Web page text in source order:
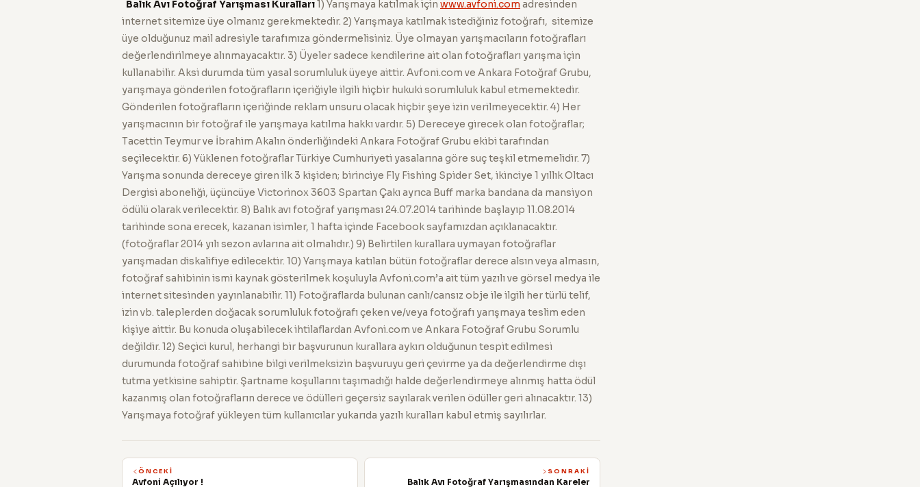
Balık Avı Fotoğraf Yarışması Kuralları1) Yarışmaya katılmak için www.avfoni.com adresinden
internet sitemize üye olmanız gerekmektedir. 2) Yarışmaya katılmak istediğiniz fotoğrafı, sitemize
üye olduğunuz mail adresiyle tarafımıza göndermelisiniz. Üye olmayan yarışmacıların fotoğrafları
değerlendirilmeye alınmayacaktır. 3) Üyeler sadece kendilerine ait olan fotoğrafları yarışma için
kullanabilir. Aksi durumda tüm yasal sorumluluk üyeye aittir. Avfoni.com ve Ankara Fotoğraf Grubu,
yarışmaya gönderilen fotoğrafların içeriğiyle ilgili hiçbir hukuki sorumluluk kabul etmemektedir.
Gönderilen fotoğrafların içeriğinde reklam unsuru olacak hiçbir şeye izin verilmeyecektir. 4) Her
yarışmacının bir fotoğraf ile yarışmaya katılma hakkı vardır. 5) Dereceye girecek olan fotoğraflar;
Tacettin Teymur ve İbrahim Akalın önderliğindeki Ankara Fotoğraf Grubu ekibi tarafından
seçilecektir. 6) Yüklenen fotoğraflar Türkiye Cumhuriyeti yasalarına göre suç teşkil etmemelidir. 7)
Yarışma sonunda dereceye giren ilk 3 kişiden; birinciye Fly Fishing Spider Set, ikinciye 1 yıllık Oltacı
Dergisi aboneliği, üçüncüye Victorinox 3603 Spartan Çakı ayrıca Buff marka bandana da mansiyon
ödülü olarak verilecektir. 8) Balık avı fotoğraf yarışması 24.07.2014 tarihinde başlayıp 11.08.2014
tarihinde sona erecek, kazanan isimler, 1 hafta içinde Facebook sayfamızdan açıklanacaktır.
(fotoğraflar 2014 yılı sezon avlarına ait olmalıdır.) 9) Belirtilen kurallara uymayan fotoğraflar
yarışmadan diskalifiye edilecektir. 10) Yarışmaya katılan bütün fotoğraflar derece alsın veya almasın,
fotoğraf sahibinin ismi kaynak gösterilmek koşuluyla Avfoni.com’a ait tüm yazılı ve görsel medya ile
internet sitesinden yayınlanabilir. 11) Fotoğraflarda bulunan canlı/cansız obje ile ilgili her türlü telif,
izin vb. taleplerden doğacak sorumluluk fotoğrafı çeken ve/veya fotoğrafı yarışmaya teslim eden
kişiye aittir. Bu konuda oluşabilecek ihtilaflardan Avfoni.com ve Ankara Fotoğraf Grubu Sorumlu
değildir. 12) Seçici kurul, herhangi bir başvurunun kurallara aykırı olduğunun tespit edilmesi
durumunda fotoğraf sahibine bilgi verilmeksizin başvuruyu geri çevirme ya da değerlendirme dışı
tutma yetkisine sahiptir. Şartname koşullarını taşımadığı halde değerlendirmeye alınmış hatta ödül
kazanmış olan fotoğrafların derece ve ödülleri geçersiz sayılarak verilen ödüller geri alınacaktır. 13)
Yarışmaya fotoğraf yükleyen tüm kullanıcılar yukarıda yazılı kuralları kabul etmiş sayılırlar.
ÖNCEKI
Avfoni Açılıyor !
SONRAKI
Balık Avı Fotoğraf Yarışmasından Kareler